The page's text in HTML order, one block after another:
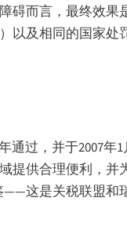
碍而言，最终效果
以及相同的国家
通过，并于2007年
提供合理便利，并
——这是关税联盟和